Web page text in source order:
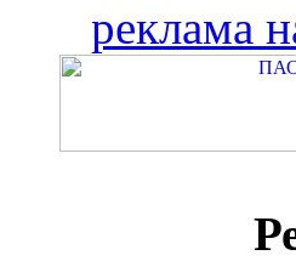
реклама